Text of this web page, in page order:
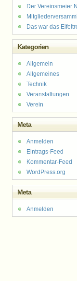
Der Vereinsmeier
Das war das
Kategorien
Allgemein
Allgemeines
Technik
Veranstaltungen
Verein
Meta
Anmelden
Eintrags-Feed
Kommentar-Feed
WordPress.org
Meta
Anmelden